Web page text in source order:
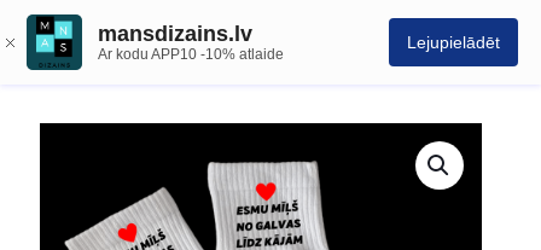
mansdizains.lv
Ar kodu APP10 -10% atlaide
Lejupielādēt